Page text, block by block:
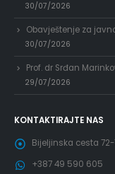
30/07/2026
Obavještenje za
30/07/2026
Prof. dr Srđan
29/07/2026
KONTAKTIRAJTE NAS
Bijeljinska cesta 72-
+387 49 590 605